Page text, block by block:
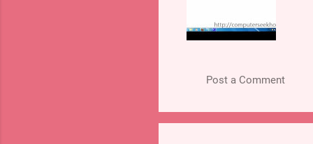
Post a Comment